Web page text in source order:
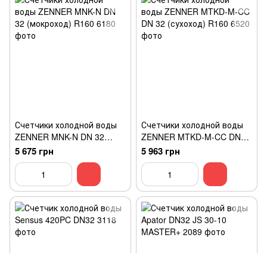
Счетчики холодной воды
ZENNER MNK-N DN 32
(мокроход) R160
5 675 грн
Счетчики холодной воды
ZENNER MTKD-M-CC DN
32 (сухоход) R160
5 963 грн